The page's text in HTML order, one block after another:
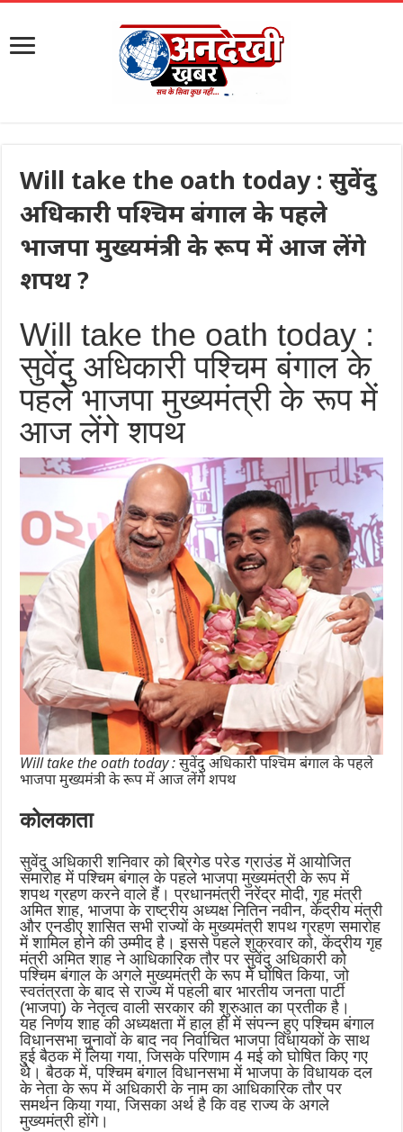
Will take the oath today : सुवेंदु
अधिकारी पश्चिम बंगाल के पहले
भाजपा मुख्यमंत्री के रूप में आज लेंगे
शपथ ?
Will take the oath today :
सुवेंदु अधिकारी पश्चिम बंगाल के
पहले भाजपा मुख्यमंत्री के रूप में
आज लेंगे शपथ
Will take the oath today : सुवेंदु अधिकारी पश्चिम बंगाल के पहले
भाजपा मुख्यमंत्री के रूप में आज लेंगे शपथ
कोलकाता
सुवेंदु अधिकारी शनिवार को ब्रिगेड परेड ग्राउंड में आयोजित
समारोह में पश्चिम बंगाल के पहले भाजपा मुख्यमंत्री के रूप में
शपथ ग्रहण करने वाले हैं। प्रधानमंत्री नरेंद्र मोदी, गृह मंत्री
अमित शाह, भाजपा के राष्ट्रीय अध्यक्ष नितिन नवीन, केंद्रीय मंत्री
और एनडीए शासित सभी राज्यों के मुख्यमंत्री शपथ ग्रहण समारोह
में शामिल होने की उम्मीद है। इससे पहले शुक्रवार को, केंद्रीय गृह
मंत्री अमित शाह ने आधिकारिक तौर पर सुवेंदु अधिकारी को
पश्चिम बंगाल के अगले मुख्यमंत्री के रूप में घोषित किया, जो
स्वतंत्रता के बाद से राज्य में पहली बार भारतीय जनता पार्टी
(भाजपा) के नेतृत्व वाली सरकार की शुरुआत का प्रतीक है।
यह निर्णय शाह की अध्यक्षता में हाल ही में संपन्न हुए पश्चिम बंगाल
विधानसभा चुनावों के बाद नव निर्वाचित भाजपा विधायकों के साथ
हुई बैठक में लिया गया, जिसके परिणाम 4 मई को घोषित किए गए
थे। बैठक में, पश्चिम बंगाल विधानसभा में भाजपा के विधायक दल
के नेता के रूप में अधिकारी के नाम का आधिकारिक तौर पर
समर्थन किया गया, जिसका अर्थ है कि वह राज्य के अगले
मुख्यमंत्री होंगे।